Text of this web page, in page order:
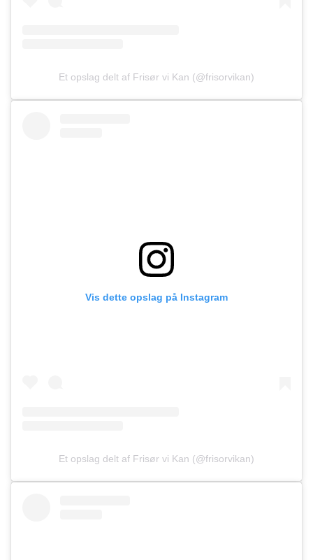
Et opslag delt af Frisør vi Kan (@frisorvikan)
Vis dette opslag på Instagram
Et opslag delt af Frisør vi Kan (@frisorvikan)